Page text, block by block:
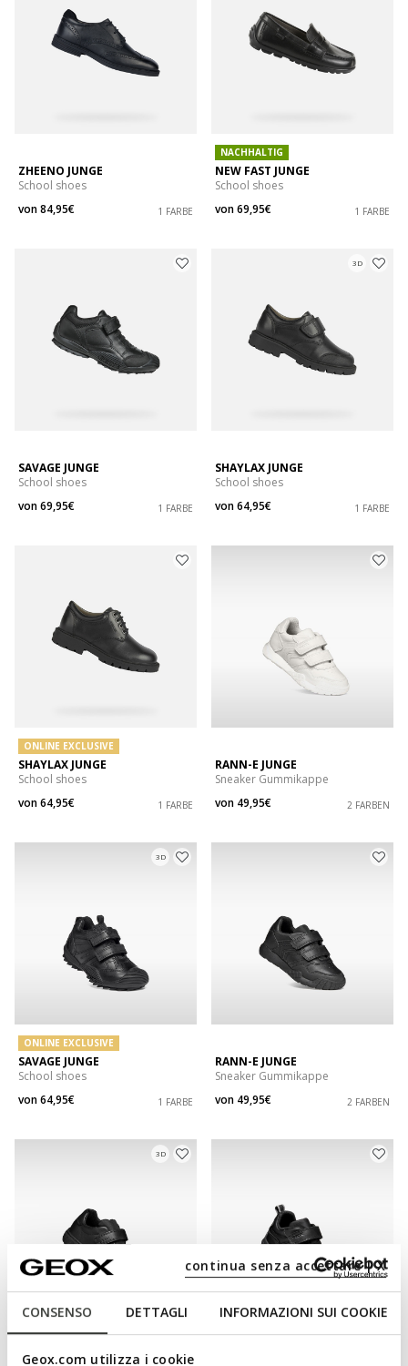
CONSENSO DETTAGLI INFORMAZIONI SUI COOKIE
Geox.com utilizza i cookie
continua senza accettare | X
ZHEENO JUNGE
School shoes
von84,95€ 1 FARBE
NACHHALTIG
NEW FAST JUNGE
School shoes
von69,95€ 1 FARBE
SAVAGE JUNGE
School shoes
von69,95€ 1 FARBE
3D
SHAYLAX JUNGE
School shoes
von64,95€ 1 FARBE
ONLINE EXCLUSIVE
SHAYLAX JUNGE
School shoes
von64,95€ 1 FARBE
RANN-E JUNGE
Sneaker Gummikappe
von 49,95€ 2 FARBEN
3D
ONLINE EXCLUSIVE
SAVAGE JUNGE
School shoes
von64,95€ 1 FARBE
RANN-E JUNGE
Sneaker Gummikappe
von 49,95€ 2 FARBEN
3D
THELEVEN JUNIOR